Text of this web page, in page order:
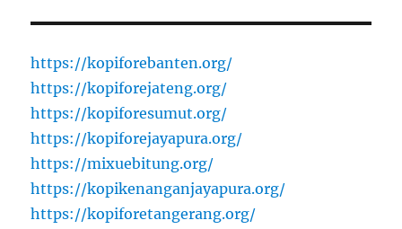
https://kopiforebanten.org/
https://kopiforejateng.org/
https://kopiforesumut.org/
https://kopiforejayapura.org/
https://mixuebitung.org/
https://kopikenanganjayapura.org/
https://kopiforetangerang.org/